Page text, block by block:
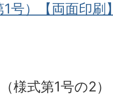
号）【両面印
様式第1号の2）